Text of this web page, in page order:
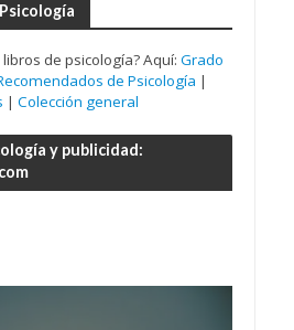
de psicología? Aquí: Grado
de Psicología |
| Colección general
y publicidad: